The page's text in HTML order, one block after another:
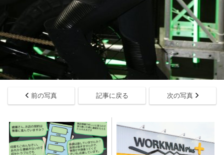
前の写真 記事に戻る 次の写真